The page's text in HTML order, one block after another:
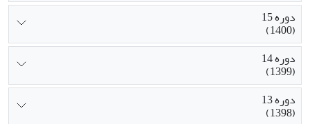
دوره 15
(1400)
دوره 14
(1399)
دوره 13
(1398)